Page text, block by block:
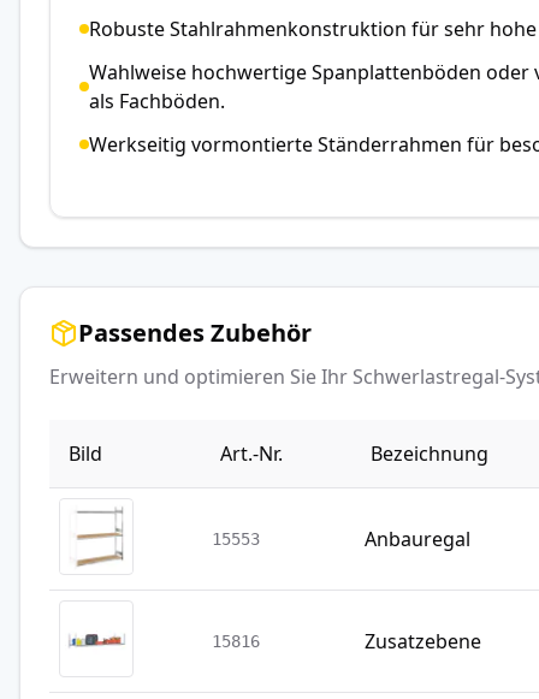
Robuste Stahlrahmenkonstruktion für sehr hohe
Wahlweise hochwertige Spanplattenböden oder
als Fachböden.
Werkseitig vormontierte Ständerrahmen für
Passendes Zubehör
Erweitern und optimieren Sie Ihr Schwerlastregal-
Bild Art.-Nr. Bezeichnung
15553 Anbauregal
15816 Zusatzebene